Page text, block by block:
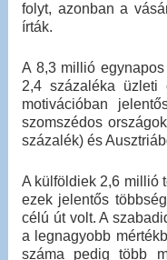
folyt, azonban a
írták.
A 8,3 millió
2,4 százaléka üzleti
motivációban
szomszédos
százalék) és
A külföldiek 2,6 millió
ezek jelentős
célú út volt. A
a legnagyobb
száma pedig több